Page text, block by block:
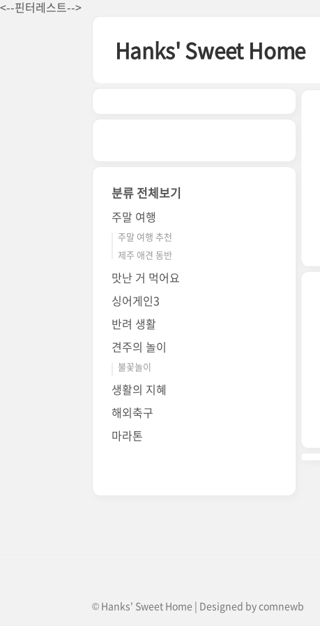
<--핀터레스트-->
본문 바로가기
Hanks' Sweet Home
분류 전체보기
주말 여행
주말 여행 추천
제주 애견 동반
맛난 거 먹어요
싱어게인3
반려 생활
견주의 놀이
불꽃놀이
생활의 지혜
해외축구
마라톤
© Hanks' Sweet Home | Designed bycomnewb